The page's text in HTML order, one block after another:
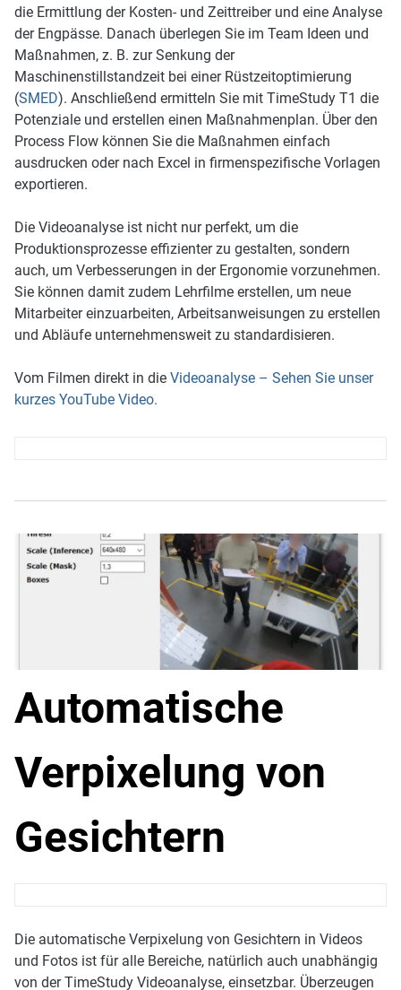
die Ermittlung der Kosten- und Zeittreiber und eine Analyse
der Engpässe. Danach überlegen Sie im Team Ideen und
Maßnahmen, z. B. zur Senkung der
Maschinenstillstandzeit bei einer Rüstzeitoptimierung
(SMED). Anschließend ermitteln Sie mit TimeStudy T1 die
Potenziale und erstellen einen Maßnahmenplan. Über den
Process Flow können Sie die Maßnahmen einfach
ausdrucken oder nach Excel in firmenspezifische Vorlagen
exportieren.
Die Videoanalyse ist nicht nur perfekt, um die
Produktionsprozesse effizienter zu gestalten, sondern
auch, um Verbesserungen in der Ergonomie vorzunehmen.
Sie können damit zudem Lehrfilme erstellen, um neue
Mitarbeiter einzuarbeiten, Arbeitsanweisungen zu erstellen
und Abläufe unternehmensweit zu standardisieren.
Vom Filmen direkt in die Videoanalyse – Sehen Sie unser
kurzes YouTube Video.
Automatische
Verpixelung von
Gesichtern
Die automatische Verpixelung von Gesichtern in Videos
und Fotos ist für alle Bereiche, natürlich auch unabhängig
von der TimeStudy Videoanalyse, einsetzbar. Überzeugen